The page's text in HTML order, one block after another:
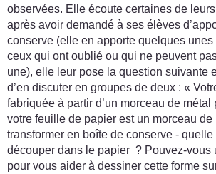
observées. Elle écoute certaines de
après avoir demandé à ses élèves
conserve (elle en apporte quelques
ceux qui ont oublié ou qui ne peuvent
une), elle leur pose la question suivante
d’en discuter en groupes de deux : «
fabriquée à partir d’un morceau de
votre feuille de papier est un morceau de
transformer en boîte de conserve -
découper dans le papier ? Pouvez-vous
pour vous aider à dessiner cette forme